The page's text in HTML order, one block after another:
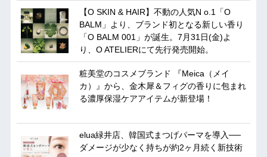
【O SKIN & HAIR】不動の人気N o.1「O
BALM」より、ブランド初となる新しい香り
「O BALM 001」が誕生。7月31日(金)よ
り、O ATELIERにて先行発売開始。
粧美堂のコスメブランド 『Meica（メイ
カ）』から、金木犀＆フィグの香りに包まれ
る濃厚保湿ケアアイテムが新登場！
elua緑井店、韓国式まつげパーマを導入──
ダメージが少なく持ちが約2ヶ月続く新技術